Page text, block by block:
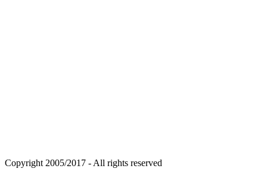
Copyright 2005/2017 - All rights reserved